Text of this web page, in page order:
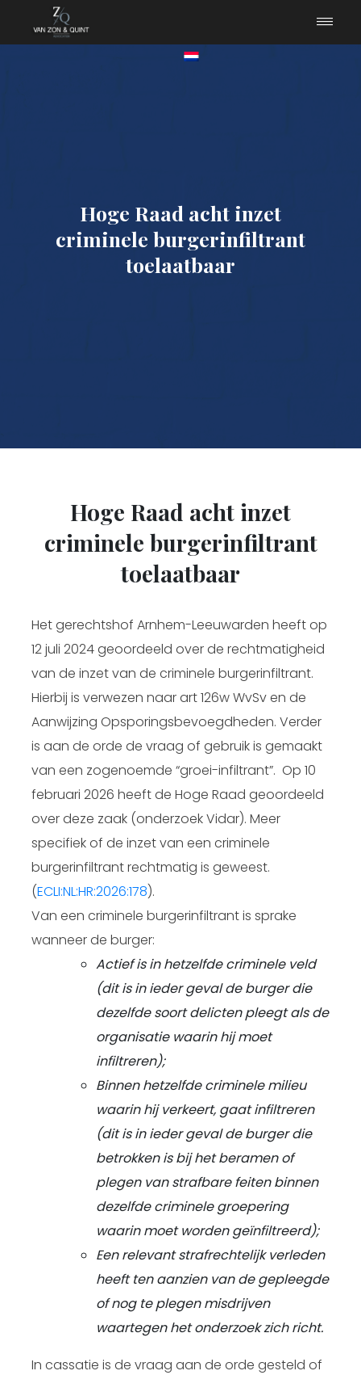
Hoge Raad acht inzet
criminele burgerinfiltrant
toelaatbaar
Hoge Raad acht inzet
criminele burgerinfiltrant
toelaatbaar
Het gerechtshof Arnhem-Leeuwarden heeft op
12 juli 2024 geoordeeld over de rechtmatigheid
van de inzet van de criminele burgerinfiltrant.
Hierbij is verwezen naar art 126w WvSv en de
Aanwijzing Opsporingsbevoegdheden. Verder
is aan de orde de vraag of gebruik is gemaakt
van een zogenoemde “groei-infiltrant”. Op 10
februari 2026 heeft de Hoge Raad geoordeeld
over deze zaak (onderzoek Vidar). Meer
specifiek of de inzet van een criminele
burgerinfiltrant rechtmatig is geweest.
(ECLI:NL:HR:2026:178).
Van een criminele burgerinfiltrant is sprake
wanneer de burger:
Actief is in hetzelfde criminele veld
(dit is in ieder geval de burger die
dezelfde soort delicten pleegt als de
organisatie waarin hij moet
infiltreren);
Binnen hetzelfde criminele milieu
waarin hij verkeert, gaat infiltreren
(dit is in ieder geval de burger die
betrokken is bij het beramen of
plegen van strafbare feiten binnen
dezelfde criminele groepering
waarin moet worden geïnfiltreerd);
Een relevant strafrechtelijk verleden
heeft ten aanzien van de gepleegde
of nog te plegen misdrijven
waartegen het onderzoek zich richt.
In cassatie is de vraag aan de orde gesteld of